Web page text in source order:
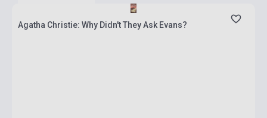
Agatha Christie: Why Didn't They Ask Evans?